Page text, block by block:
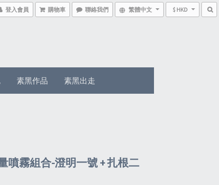
登入會員 購物車 聯絡我們 繁體中文 $ HKD
素黑作品 素黑出走
噴霧組合-澄明一號 + 扎根二